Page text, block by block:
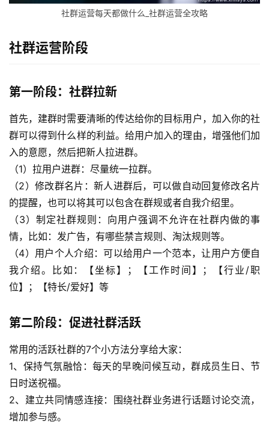
首
页
行
业
快
讯
社群运营每天都做什么_社群运营全攻略
社群运营阶段
第一阶段：社群拉新
首先，建群时需要清晰的传达给你的目标用户，加入你的社
群可以得到什么样的利益。给用户加入的理由，增强他们加
入的意愿，然后把新人拉进群。
（1）拉用户进群：尽量统一拉群。
（2）修改群名片：新人进群后，可以做自动回复修改名片
的提醒，也可以将其可以包含在群规或者自我介绍里。
（3）制定社群规则：向用户强调不允许在社群内做的事
情，比如：发广告，有哪些禁言规则、淘汰规则等。
（4）用户个人介绍：可以给用户一个范本，让用户方便自
我介绍。比如：【坐标】；【工作时间】；【行业/职
位】；【特长/爱好】等
第二阶段：促进社群活跃
常用的活跃社群的7个小方法分享给大家：
1、保持气氛融恰：每天的早晚问候互动，群成员生日、节
日时送祝福。
2、建立共同情感连接：围绕社群业务进行话题讨论交流，
增加参与感。